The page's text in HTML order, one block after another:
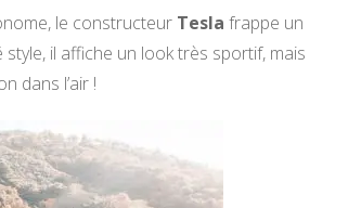
le constructeur Tesla frappe un
style, il affiche un look très sportif, mais
dans l’air !